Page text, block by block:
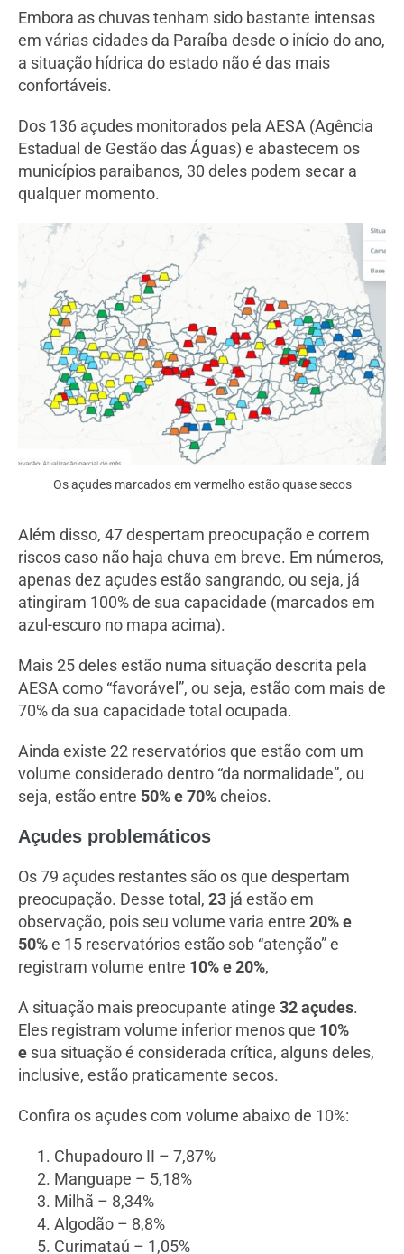
Embora as chuvas tenham sido bastante intensas
em várias cidades da Paraíba desde o início do ano,
a situação hídrica do estado não é das mais
confortáveis.
Dos 136 açudes monitorados pela AESA (Agência
Estadual de Gestão das Águas) e abastecem os
municípios paraibanos, 30 deles podem secar a
qualquer momento.
Os açudes marcados em vermelho estão quase secos
Além disso, 47 despertam preocupação e correm
riscos caso não haja chuva em breve. Em números,
apenas dez açudes estão sangrando, ou seja, já
atingiram 100% de sua capacidade (marcados em
azul-escuro no mapa acima).
Mais 25 deles estão numa situação descrita pela
AESA como “favorável”, ou seja, estão com mais de
70% da sua capacidade total ocupada.
Ainda existe 22 reservatórios que estão com um
volume considerado dentro “da normalidade”, ou
seja, estão entre 50% e 70%cheios.
Açudes problemáticos
Os 79 açudes restantes são os que despertam
preocupação. Desse total, 23 já estão em
observação, pois seu volume varia entre 20% e
50%e 15 reservatórios estão sob “atenção” e
registram volume entre 10% e 20%,
A situação mais preocupante atinge 32 açudes.
Eles registram volume inferior menos que 10%
e sua situação é considerada crítica, alguns deles,
inclusive, estão praticamente secos.
Confira os açudes com volume abaixo de 10%:
Chupadouro II – 7,87%
Manguape – 5,18%
Milhã – 8,34%
Algodão – 8,8%
Curimataú – 1,05%